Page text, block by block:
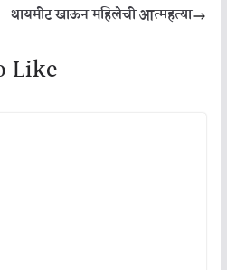
थायमीट खाऊन महिलेची आत्महत्या
Like